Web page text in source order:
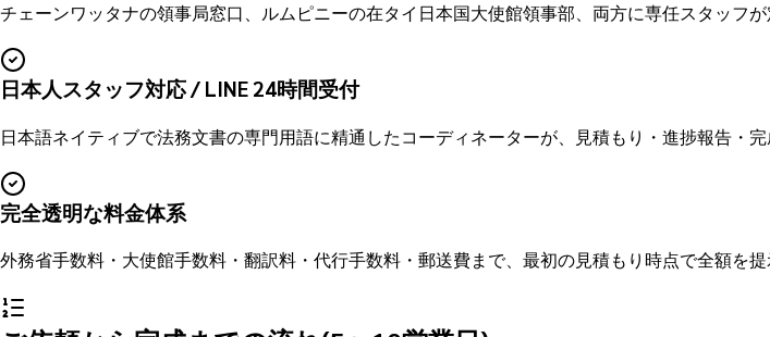
チェーンワッタナの領事局窓口、ルムピニーの在タイ日本国大使館領事部、両方に専任スタッフ
日本人スタッフ対応 / LINE 24時間受付
日本語ネイティブで法務文書の専門用語に精通したコーディネーターが、見積もり・進捗報告・
完全透明な料金体系
外務省手数料・大使館手数料・翻訳料・代行手数料・郵送費まで、最初の見積もり時点で全額を提